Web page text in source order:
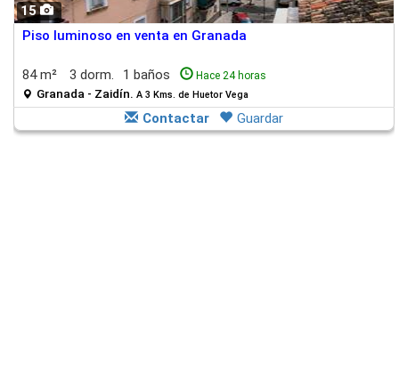
15
Piso luminoso en venta en Granada
84 m² 3 dorm. 1 baños Hace 24 horas
Granada - Zaidín. A 3 Kms. de Huetor Vega
Contactar Guardar